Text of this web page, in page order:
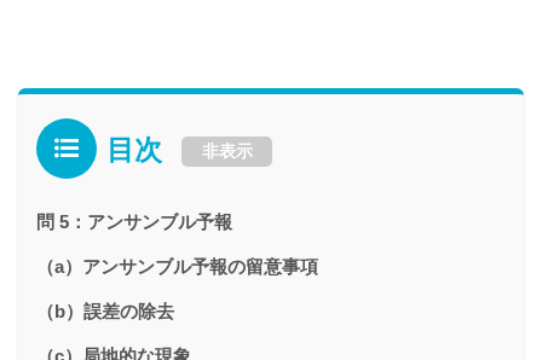
目次 非表示
問 5：アンサンブル予報
（a）アンサンブル予報の留意事項
（b）誤差の除去
（c）局地的な現象